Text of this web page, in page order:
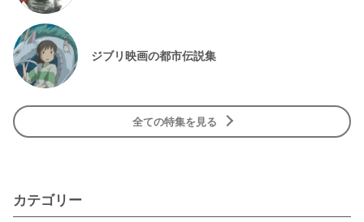
ジブリ映画の都市伝説集
全ての特集を見る
カテゴリー